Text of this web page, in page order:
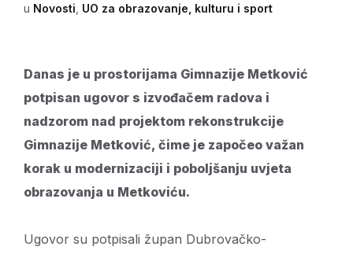
u Novosti UO za obrazovanje, kulturu i sport
Danas je u prostorijama Gimnazije Metković
potpisan ugovor s izvođačem radova i
nadzorom nad projektom rekonstrukcije
Gimnazije Metković, čime je započeo važan
korak u modernizaciji i poboljšanju uvjeta
obrazovanja u Metkoviću.
Ugovor su potpisali župan Dubrovačko-